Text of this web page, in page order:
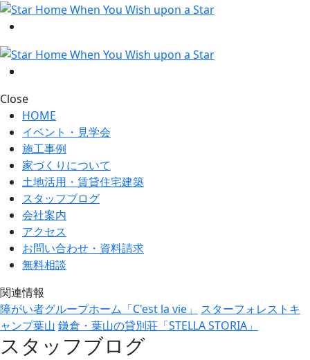
Close
HOME
イベント・見学会
施工事例
家づくりについて
土地活用・賃貸住宅建築
スタッフブログ
会社案内
アクセス
お問い合わせ・資料請求
無料相談
関連情報
障がい者グループホーム「C'est la vie」
スターフォレストキ
ャンプ葉山 鎌倉・葉山の貸別荘「STELLA STORIA」
スタッフブログ